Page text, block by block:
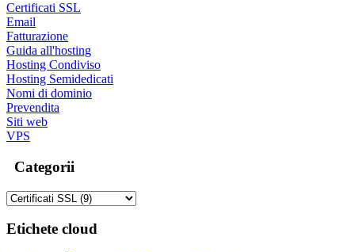
Certificati SSL
Email
Fatturazione
Guida all'hosting
Hosting Condiviso
Hosting Semidedicati
Nomi di dominio
Prevendita
Siti web
VPS
Categorii
Etichete cloud